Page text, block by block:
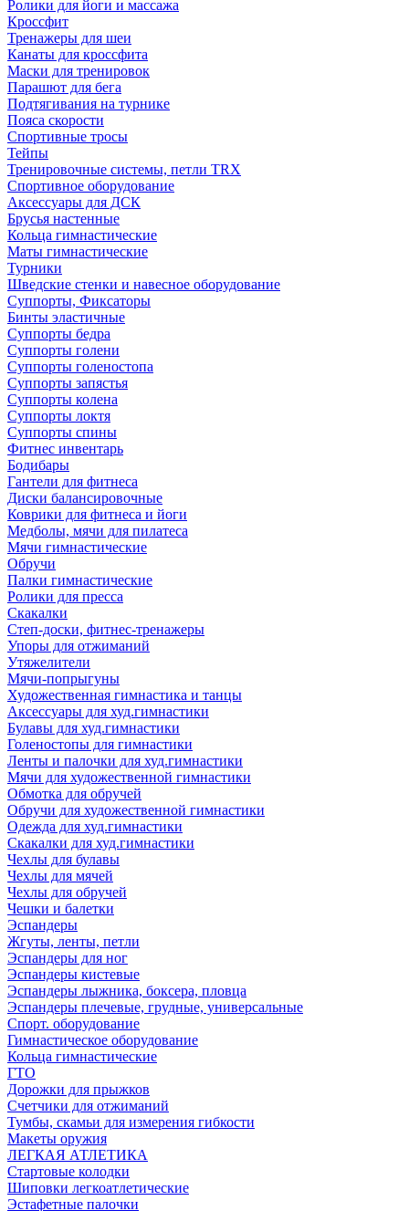
Ролики для йоги и массажа
Кроссфит
Тренажеры для шеи
Канаты для кроссфита
Маски для тренировок
Парашют для бега
Подтягивания на турнике
Пояса скорости
Спортивные тросы
Тейпы
Тренировочные системы, петли TRX
Спортивное оборудование
Аксессуары для ДСК
Брусья настенные
Кольца гимнастические
Маты гимнастические
Турники
Шведские стенки и навесное оборудование
Суппорты, Фиксаторы
Бинты эластичные
Суппорты бедра
Суппорты голени
Суппорты голеностопа
Суппорты запястья
Суппорты колена
Суппорты локтя
Суппорты спины
Фитнес инвентарь
Бодибары
Гантели для фитнеса
Диски балансировочные
Коврики для фитнеса и йоги
Медболы, мячи для пилатеса
Мячи гимнастические
Обручи
Палки гимнастические
Ролики для пресса
Скакалки
Степ-доски, фитнес-тренажеры
Упоры для отжиманий
Утяжелители
Мячи-попрыгуны
Художественная гимнастика и танцы
Аксессуары для худ.гимнастики
Булавы для худ.гимнастики
Голеностопы для гимнастики
Ленты и палочки для худ.гимнастики
Мячи для художественной гимнастики
Обмотка для обручей
Обручи для художественной гимнастики
Одежда для худ.гимнастики
Скакалки для худ.гимнастики
Чехлы для булавы
Чехлы для мячей
Чехлы для обручей
Чешки и балетки
Эспандеры
Жгуты, ленты, петли
Эспандеры для ног
Эспандеры кистевые
Эспандеры лыжника, боксера, пловца
Эспандеры плечевые, грудные, универсальные
Спорт. оборудование
Гимнастическое оборудование
Кольца гимнастические
ГТО
Дорожки для прыжков
Счетчики для отжиманий
Тумбы, скамьи для измерения гибкости
Макеты оружия
ЛЕГКАЯ АТЛЕТИКА
Стартовые колодки
Шиповки легкоатлетические
Эстафетные палочки